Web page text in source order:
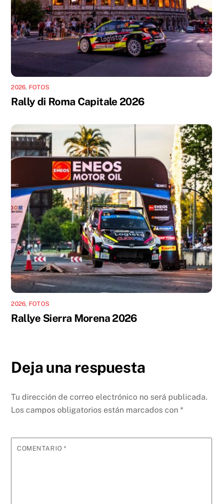
2026, FOTOS
Rally di Roma Capitale 2026
2026, FOTOS
Rallye Sierra Morena 2026
Deja una respuesta
Tu dirección de correo electrónico no será publicada.
Los campos obligatorios están marcados con*
COMENTARIO*